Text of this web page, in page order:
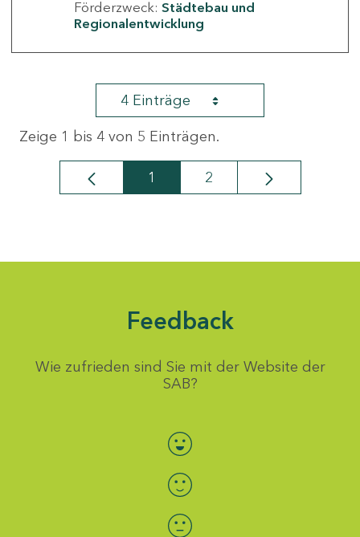
Förderzweck: Städtebau und
Regionalentwicklung
4 Einträge
Zeige 1 bis 4 von 5 Einträgen.
Seite
1 Seite
2
Feedback
Wie zufrieden sind Sie mit der Website der
SAB?
Bewertung auswählen